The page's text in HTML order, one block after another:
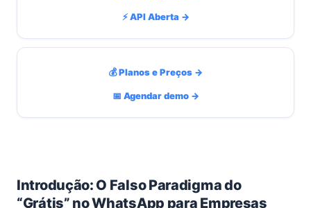
Introdução: O Falso Paradigma do
“Grátis” no WhatsApp para Empresas
⚡ API Aberta →
💰 Planos e Preços →
📅 Agendar demo →